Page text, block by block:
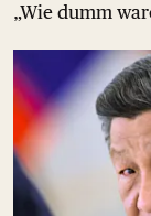
„Wie dumm